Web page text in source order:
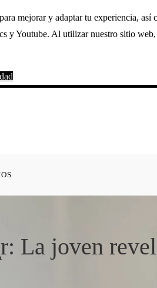
mejorar y adaptar tu experiencia,
y Youtube. Al utilizar nuestro sitio
La joven